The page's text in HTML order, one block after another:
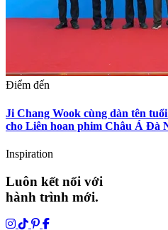
Điểm đến
Ji Chang Wook cùng dàn tên
cho Liên hoan phim Châu Á Đà
Inspiration
Luôn kết nối với
hành trình mới.